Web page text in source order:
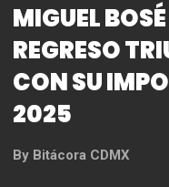
MIGUEL
REGRESO
CON SU
2025
By Bitácora CDMX